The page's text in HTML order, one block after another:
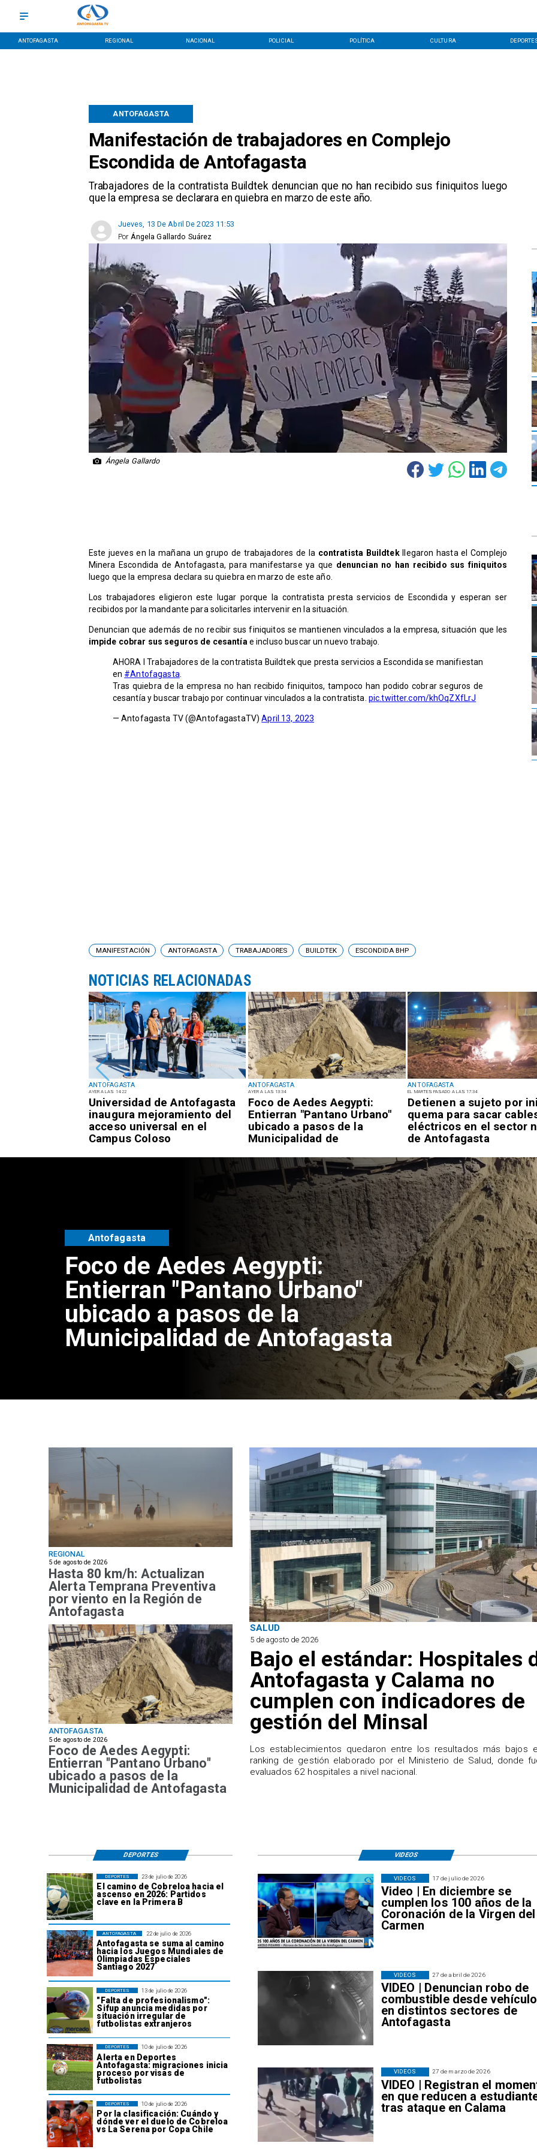
ANTOFAGASTA REGIONAL NACIONAL POLICIAL POLÍTICA CULTURA
Manifestación de trabajadores en Complejo
Escondida de Antofagasta
Trabajadores de la contratista Buildtek denuncian que no han recibido sus finiquitos luego
que la empresa se declarara en quiebra en marzo de este año.
ANTOFAGASTA
Jueves, 13 De Abril De 2023 11:53
Ángela Gallardo Suárez
Por
Ángela Gallardo
Este jueves en la mañana un grupo de trabajadores de la contratista Buildtekllegaron hasta el Complejo
Minera Escondida de Antofagasta, para manifestarse ya que denuncian no han recibido sus finiquitos
luego que la empresa declara su quiebra en marzo de este año.
Los trabajadores eligieron este lugar porque la contratista presta servicios de Escondida y esperan ser
recibidos por la mandante para solicitarles intervenir en la situación.
Denuncian que además de no recibir sus finiquitos se mantienen vinculados a la empresa, situación que les
impide cobrar sus seguros de cesantíae incluso buscar un nuevo trabajo.
AHORA I Trabajadores de la contratista Buildtek que presta servicios a Escondida se manifiestan
en #Antofagasta
Tras quiebra de la empresa no han recibido finiquitos, tampoco han podido cobrar seguros de
cesantía y buscar trabajo por continuar vinculados a la contratista. pic.twitter.com/khOqZXfLrJ
— Antofagasta TV (@AntofagastaTV)April 13, 2023
ANTOFAGASTA
AYER A LAS 14:22
Universidad de Antofagasta
inaugura mejoramiento del
acceso universal en el
Campus Coloso
ANTOFAGASTA
AYER A LAS 13:34
Foco de Aedes Aegypti:
Entierran "Pantano Urbano"
ubicado a pasos de la
Municipalidad de
ANTOFAGASTA
EL MARTES PASADO A LAS 17:34
Detienen a sujeto por
quema para sacar
eléctricos en el sector
de Antofagasta
MANIFESTACIÓN ANTOFAGASTA TRABAJADORES BUILDTEK ESCONDIDA BHP
NOTICIAS RELACIONADAS
Hasta 80 km/h: Actualizan
Alerta Temprana Preventiva por
viento en la Región de
Antofagasta
Regional
REGIONAL
5 de agosto de 2026
Hasta 80 km/h: Actualizan
Alerta Temprana Preventiva
por viento en la Región de
Antofagasta
SALUD
5 de agosto de 2026
Bajo el estándar: Hospitales
Antofagasta y Calama no
cumplen con indicadores de
gestión del Minsal
Los establecimientos quedaron entre los resultados más bajos
ranking de gestión elaborado por el Ministerio de Salud, donde
evaluados 62 hospitales a nivel nacional.
ANTOFAGASTA
5 de agosto de 2026
Foco de Aedes Aegypti:
Entierran "Pantano Urbano"
ubicado a pasos de la
Municipalidad de Antofagasta
23 de julio de 2026
El camino de Cobreloa hacia el
ascenso en 2026: Partidos
clave en la Primera B
DEPORTES
22 de julio de 2026
Antofagasta se suma al camino
hacia los Juegos Mundiales de
Olimpiadas Especiales
Santiago 2027
ANTOFAGASTA
13 de julio de 2026
"Falta de profesionalismo":
Sifup anuncia medidas por
situación irregular de
futbolistas extranjeros
DEPORTES
10 de julio de 2026
Alerta en Deportes
Antofagasta: migraciones inicia
proceso por visas de
futbolistas
DEPORTES
10 de julio de 2026
Por la clasificación: Cuándo y
dónde ver el duelo de Cobreloa
vs La Serena por Copa Chile
DEPORTES
17 de julio de 2026
Video | En diciembre se
cumplen los 100 años de la
Coronación de la Virgen del
Carmen
VIDEOS
27 de abril de 2026
VIDEO | Denuncian robo de
combustible desde
en distintos sectores de
Antofagasta
VIDEOS
27 de marzo de 2026
VIDEO | Registran el
en que reducen a
tras ataque en Calama
VIDEOS
VIDEOS
DEPORTES